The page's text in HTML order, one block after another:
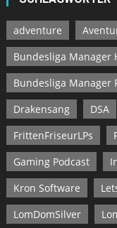
adventure
Bundesliga Manager
Bundesliga Manager
Drakensang
DSA
FrittenFriseurLPs
Gaming Podcast
Kron Software
LomDomSilver